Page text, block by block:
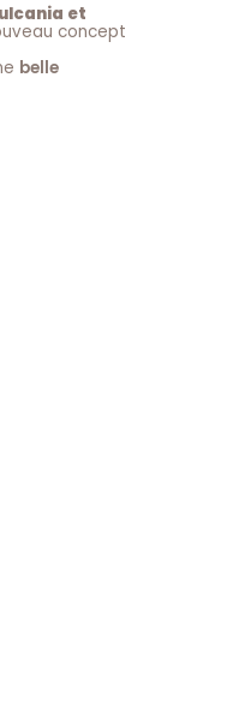
et
concept
belle